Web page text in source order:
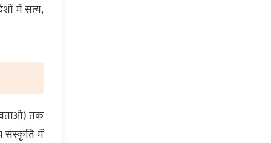
में सत्य,
तक
संस्कृति में